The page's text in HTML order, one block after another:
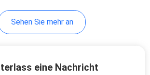
UVofen
Sehen Sie mehr an
eine Nachricht